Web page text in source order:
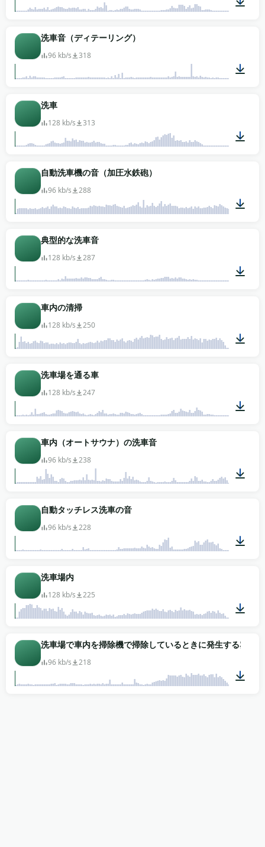
洗車音（ディテーリング）
96 kb/s 318
洗車
128 kb/s 313
自動洗車機の音（加圧水鉄砲）
96 kb/s 288
典型的な洗車音
128 kb/s 287
車内の清掃
128 kb/s 250
洗車場を通る車
128 kb/s 247
車内（オートサウナ）の洗車音
96 kb/s 238
自動タッチレス洗車の音
96 kb/s 228
洗車場内
128 kb/s 225
01:28
洗車場で車内を掃除機で掃除しているときに発生する雰囲
96 kb/s 218